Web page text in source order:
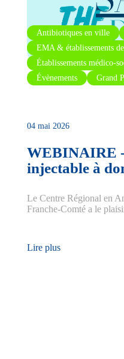
Antibiotiques en ville
EMA & établissements
Établissements médico-
Évènements
Grand
04 mai 2026
WEBINAIRE
injectable à
Le Centre Régional en
Franche-Comté a le
Lire plus